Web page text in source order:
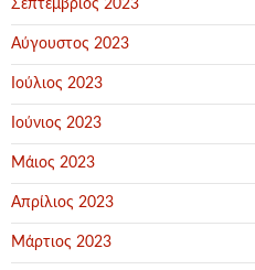
Σεπτέμβριος 2023
Αύγουστος 2023
Ιούλιος 2023
Ιούνιος 2023
Μάιος 2023
Απρίλιος 2023
Μάρτιος 2023